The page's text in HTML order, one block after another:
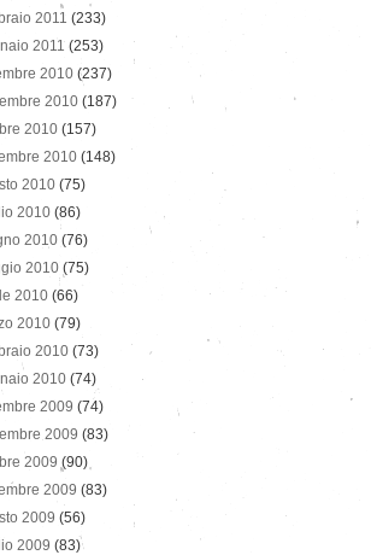
2011 (233)
2011 (253)
2010 (237)
2010 (187)
2010 (157)
2010 (148)
2010 (75)
2010 (86)
2010 (76)
2010 (75)
2010 (66)
2010 (79)
2010 (73)
2010 (74)
2009 (74)
2009 (83)
2009 (90)
2009 (83)
2009 (56)
2009 (83)